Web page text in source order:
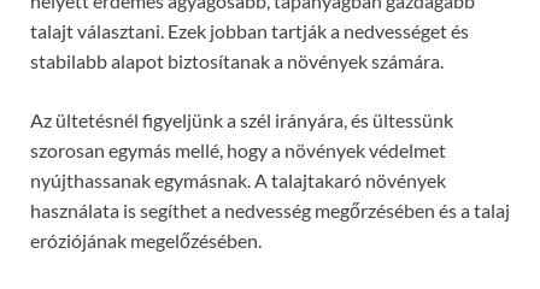
talajt választani. Ezek jobban tartják a nedvességet és
stabilabb alapot biztosítanak a növények számára.
Az ültetésnél figyeljünk a szél irányára, és ültessünk
szorosan egymás mellé, hogy a növények védelmet
nyújthassanak egymásnak. A talajtakaró növények
használata is segíthet a nedvesség megőrzésében és a talaj
eróziójának megelőzésében.